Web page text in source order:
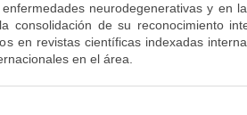
neurodegenerativas y en
consolidación de su reconocimiento
en revistas científicas indexadas
en el área.